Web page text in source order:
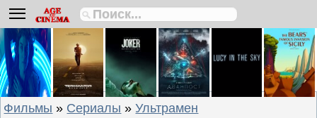
Биографии
Боевики
Вестерны
Военные
Детективы
Фильмы » Сериалы »Ультрамен